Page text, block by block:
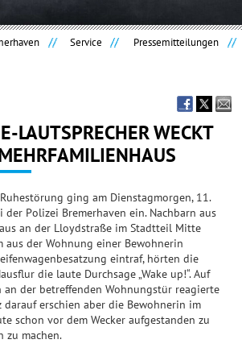
Service
Pressemitteilungen
LAUTSPRECHER WECKT
ging am Dienstagmorgen, 11.
der Polizei Bremerhaven ein. Nachbarn aus
an der Lloydstraße im Stadtteil Mitte
aus der Wohnung einer Bewohnerin
eintraf, hörten die
die laute Durchsage „Wake up!“. Auf
der betreffenden Wohnungstür reagierte
darauf erschien aber die Bewohnerin im
schon vor dem Wecker aufgestanden zu
zu machen.